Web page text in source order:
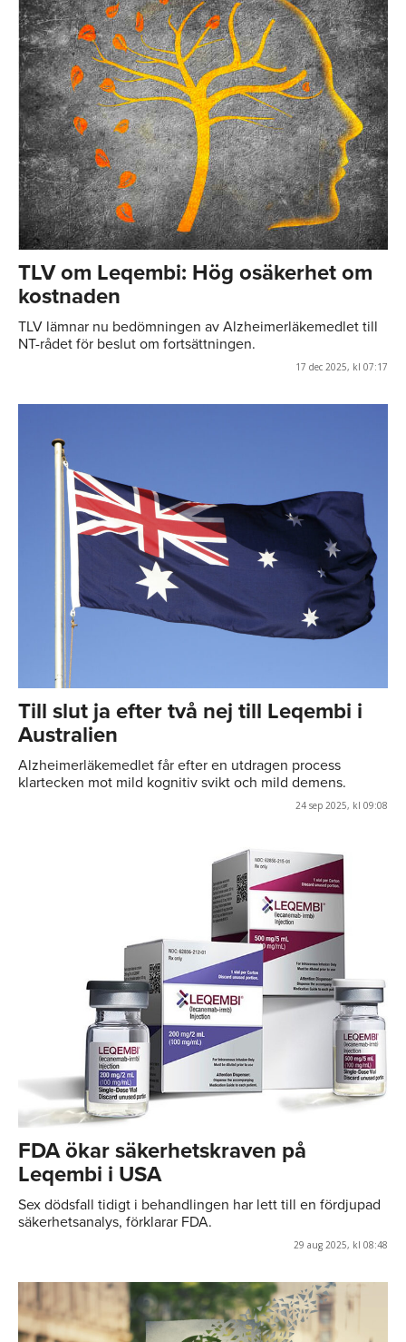
TLV om Leqembi: Hög osäkerhet om
kostnaden
TLV lämnar nu bedömningen av Alzheimerläkemedlet till
NT-rådet för beslut om fortsättningen.
17 dec 2025, kl 07:17
Till slut ja efter två nej till Leqembi i
Australien
Alzheimerläkemedlet får efter en utdragen process
klartecken mot mild kognitiv svikt och mild demens.
24 sep 2025, kl 09:08
FDA ökar säkerhetskraven på
Leqembi i USA
Sex dödsfall tidigt i behandlingen har lett till en fördjupad
säkerhetsanalys, förklarar FDA.
29 aug 2025, kl 08:48